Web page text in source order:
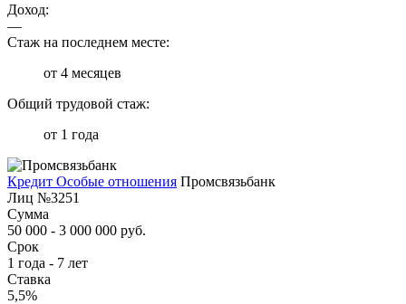
Доход:
—
Стаж на последнем месте:
от 4 месяцев
Общий трудовой стаж:
от 1 года
Кредит Особые отношения Промсвязьбанк
Лиц №3251
Сумма
50 000 - 3 000 000 руб.
Срок
1 года - 7 лет
Ставка
5,5%